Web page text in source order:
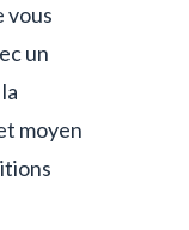
vous
un
moyen